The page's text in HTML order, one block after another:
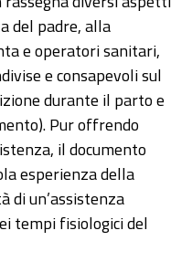
del padre, alla
e operatori sanitari,
e consapevoli sul
durante il parto e
Pur offrendo
il documento
esperienza della
di un’assistenza
tempi fisiologici del